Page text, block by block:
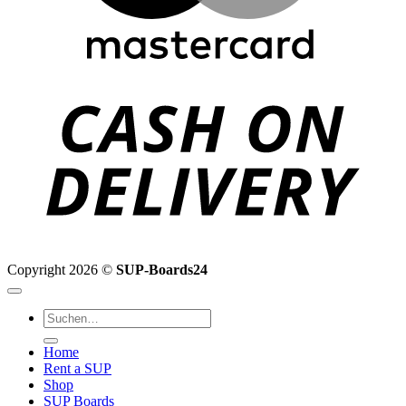
Copyright 2026 © SUP-Boards24
Suchen
nach:
Home
Rent a SUP
Shop
SUP Boards